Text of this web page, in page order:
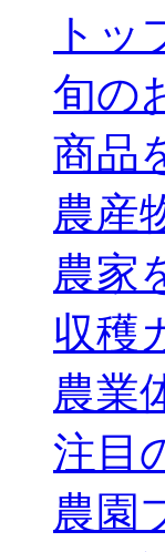
トッ
旬の
商品
農産
農家
収穫
農業
注目
農園